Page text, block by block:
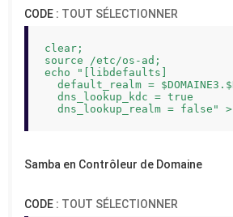
CODE : TOUT SÉLECTIONNER
clear;
source /etc/os-ad;
echo "[libdefaults]
default_realm =
  dns_lookup_kdc = true
dns_lookup_realm = false"
Samba en Contrôleur de Domaine
CODE : TOUT SÉLECTIONNER